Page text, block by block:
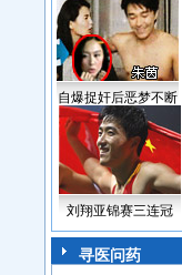
自爆捉奸后恶梦不断
刘翔亚锦赛三连冠
寻医问药